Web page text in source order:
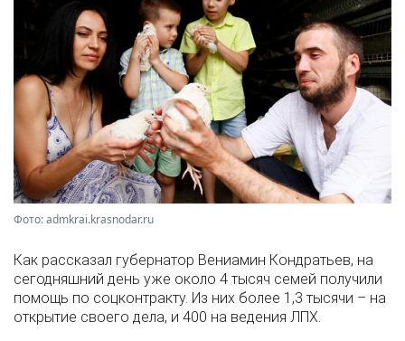
Фото: admkrai.krasnodar.ru
Как рассказал губернатор Вениамин Кондратьев, на
сегодняшний день уже около 4 тысяч семей получили
помощь по соцконтракту. Из них более 1,3 тысячи – на
открытие своего дела, и 400 на ведения ЛПХ.